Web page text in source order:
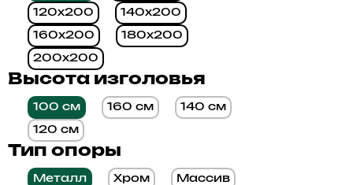
120x200 140x200
160x200 180x200
200x200
Высота изголовья
100 см 160 см 140 см
120 см
Тип опоры
Металл Хром Массив